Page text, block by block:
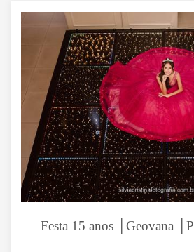
Festa 15 anos │Geovana